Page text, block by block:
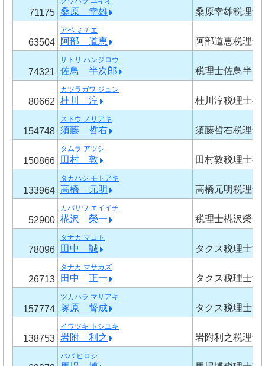
71175 桑原 幸雄 桑原幸雄税理士
63504
アベ ミチエ
阿部 道恵 阿部道恵税理士
74321
サトリ ハンジロウ
佐鳥 半次郎 税理士佐鳥半次
80662
カツラガワ ジュン
桂川 淳 桂川淳税理士事
154748
スドウ ノリアキ
須藤 哲右 須藤哲右税理士
150866
タムラ アツシ
田村 敦 田村敦税理士事
133964
タカハシ モトアキ
高橋 元明 高橋元明税理士
52900
カバサワ エイイチ
椛沢 榮一 税理士椛沢榮一
78096
タナカ マコト
田中 誠 タクス税理士法
26713
タナカ マサカズ
田中 正一 タクス税理士法
157774
ツカハラ マサアキ
塚原 督成 タクス税理士法
138753
イワツキ トシユキ
岩附 利之 岩附利之税理士
ババ ヒロシ